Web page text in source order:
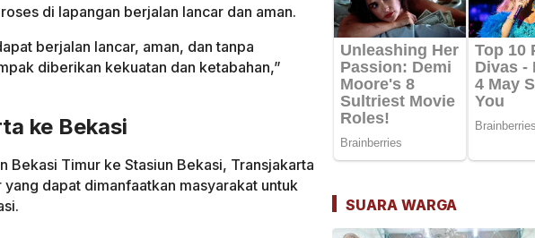
di lapangan berjalan lancar dan aman.
berjalan lancar, aman, dan tanpa
diberikan kekuatan dan ketabahan,”
ke Bekasi
Bekasi Timur ke Stasiun Bekasi, Transjakarta
dapat dimanfaatkan masyarakat untuk
SUARA WARGA